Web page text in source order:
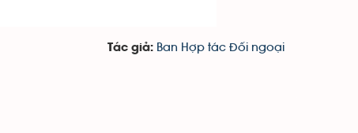
Tác giả: Ban Hợp tác Đối ngoại